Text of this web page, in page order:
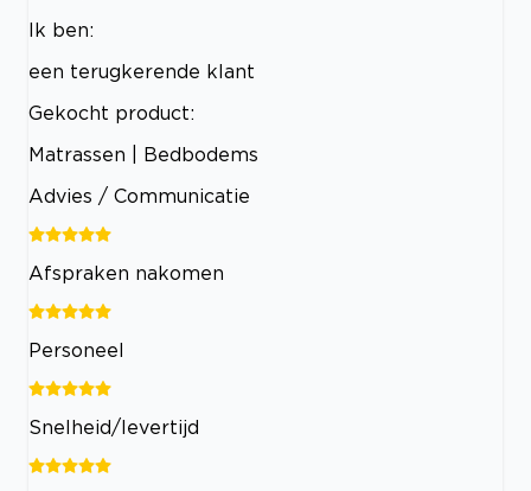
Ik ben:
een terugkerende klant
Gekocht product:
Matrassen | Bedbodems
Advies / Communicatie
Afspraken nakomen
Personeel
Snelheid/levertijd